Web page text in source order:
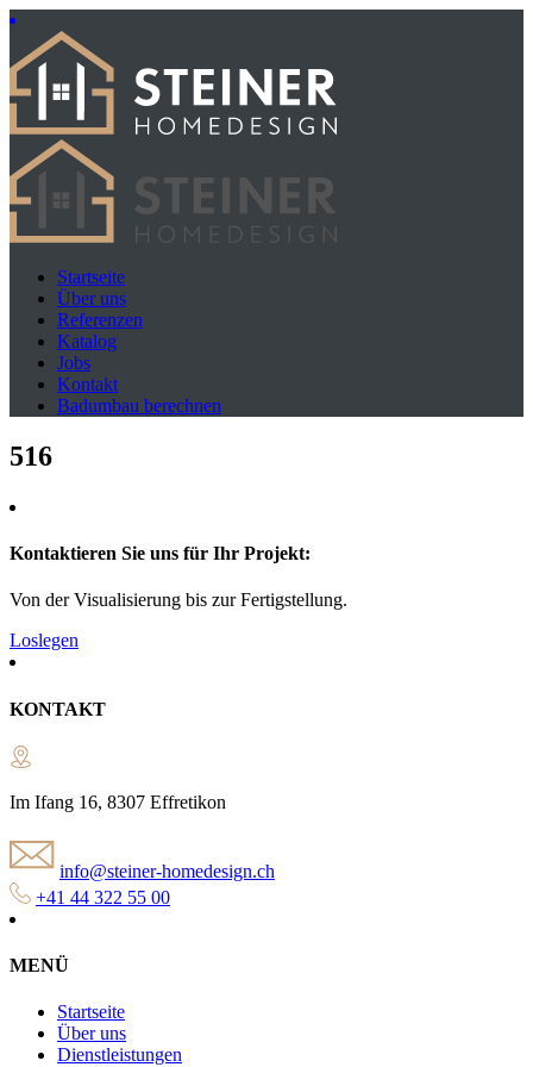
Startseite
Über uns
Referenzen
Katalog
Jobs
Kontakt
Badumbau berechnen
516
Kontaktieren Sie uns für Ihr Projekt:
Von der Visualisierung bis zur Fertigstellung.
Loslegen
KONTAKT
Im Ifang 16, 8307 Effretikon
info@steiner-homedesign.ch
+41 44 322 55 00
MENÜ
Startseite
Über uns
Dienstleistungen